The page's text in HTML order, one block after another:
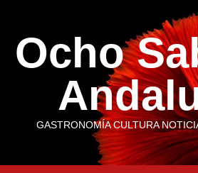
contenido
Ocho
GASTRONOMÍA CULTURA